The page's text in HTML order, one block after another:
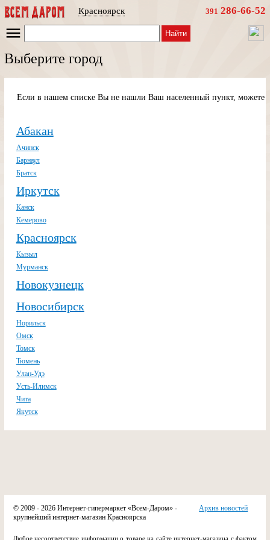
Красноярск 391 286-66-52
Найти
Выберите город
Если в нашем списке Вы не нашли Ваш населенный пункт, можете
Абакан
Ачинск
Барнаул
Братск
Иркутск
Канск
Кемерово
Красноярск
Кызыл
Мурманск
Новокузнецк
Новосибирск
Норильск
Омск
Томск
Тюмень
Улан-Удэ
Усть-Илимск
Чита
Якутск
Архив новостей
© 2009 - 2026 Интернет-гипермаркет «Всем-Даром» -
крупнейший интернет-магазин Красноярска
Любое несоответствие информации о товаре на сайте интернет-магазина с фактом